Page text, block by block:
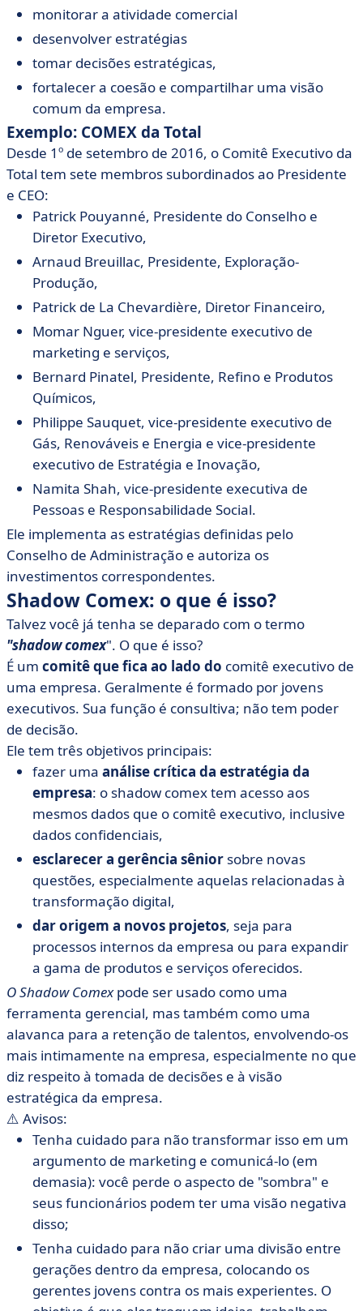
monitorar a atividade comercial
desenvolver estratégias
tomar decisões estratégicas,
fortalecer a coesão e compartilhar uma visão
comum da empresa.
Exemplo: COMEX da Total
Desde 1º de setembro de 2016, o Comitê Executivo da
Total tem sete membros subordinados ao Presidente
e CEO:
Patrick Pouyanné, Presidente do Conselho e
Diretor Executivo,
Arnaud Breuillac, Presidente, Exploração-
Produção,
Patrick de La Chevardière, Diretor Financeiro,
Momar Nguer, vice-presidente executivo de
marketing e serviços,
Bernard Pinatel, Presidente, Refino e Produtos
Químicos,
Philippe Sauquet, vice-presidente executivo de
Gás, Renováveis e Energia e vice-presidente
executivo de Estratégia e Inovação,
Namita Shah, vice-presidente executiva de
Pessoas e Responsabilidade Social.
Ele implementa as estratégias definidas pelo
Conselho de Administração e autoriza os
investimentos correspondentes.
Shadow Comex: o que é isso?
Talvez você já tenha se deparado com o termo
"shadow comex". O que é isso?
É um comitê que fica ao lado do comitê executivo de
uma empresa. Geralmente é formado por jovens
executivos. Sua função é consultiva; não tem poder
de decisão.
Ele tem três objetivos principais:
fazer uma análise crítica da estratégia da
empresa: o shadow comex tem acesso aos
mesmos dados que o comitê executivo, inclusive
dados confidenciais,
esclarecer a gerência sênior sobre novas
questões, especialmente aquelas relacionadas à
transformação digital,
dar origem a novos projetos, seja para
processos internos da empresa ou para expandir
a gama de produtos e serviços oferecidos.
O Shadow Comexpode ser usado como uma
ferramenta gerencial, mas também como uma
alavanca para a retenção de talentos, envolvendo-os
mais intimamente na empresa, especialmente no que
diz respeito à tomada de decisões e à visão
estratégica da empresa.
⚠️ Avisos:
Tenha cuidado para não transformar isso em um
argumento de marketing e comunicá-lo (em
demasia): você perde o aspecto de "sombra" e
seus funcionários podem ter uma visão negativa
disso;
Tenha cuidado para não criar uma divisão entre
gerações dentro da empresa, colocando os
gerentes jovens contra os mais experientes. O